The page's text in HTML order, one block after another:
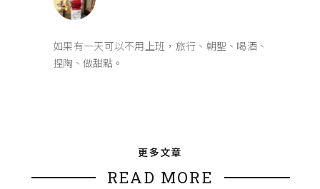
如果有一天可以不用上班，旅行、朝聖、喝酒、
捏陶、做甜點。
更多文章
READ MORE